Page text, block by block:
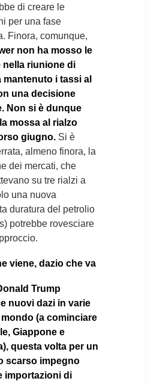
di creare le
per una fase
Finora, comunque,
non ha mosso le
nella riunione di
mantenuto i tassi al
una decisione
Non si è dunque
mossa al rialzo
giugno. Si è
almeno finora, la
dei mercati, che
su tre rialzi a
una nuova
duratura del petrolio
potrebbe rovesciare
viene, dazio che va
Trump
nuovi dazi in varie
(a cominciare
Giappone e
questa volta per un
scarso impegno
importazioni di